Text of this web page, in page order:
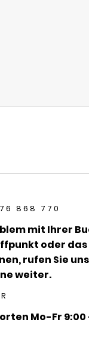
868 770
mit Ihrer
oder das
rufen Sie
weiter.
Mo-Fr 9:00